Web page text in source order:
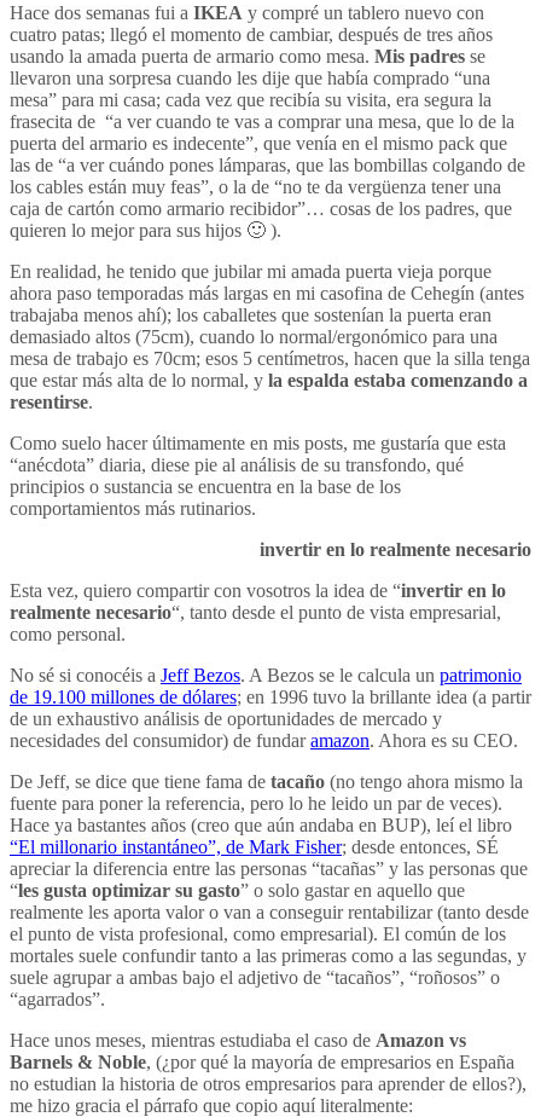
Hace dos semanas fui a IKEA y compré un tablero nuevo con
cuatro patas; llegó el momento de cambiar, después de tres años
usando la amada puerta de armario como mesa. Mis padres se
llevaron una sorpresa cuando les dije que había comprado “una
mesa” para mi casa; cada vez que recibía su visita, era segura la
frasecita de “a ver cuando te vas a comprar una mesa, que lo de la
puerta del armario es indecente”, que venía en el mismo pack que
las de “a ver cuándo pones lámparas, que las bombillas colgando de
los cables están muy feas”, o la de “no te da vergüenza tener una
caja de cartón como armario recibidor”… cosas de los padres, que
quieren lo mejor para sus hijos 🙂 ).
En realidad, he tenido que jubilar mi amada puerta vieja porque
ahora paso temporadas más largas en mi casofina de Cehegín (antes
trabajaba menos ahí); los caballetes que sostenían la puerta eran
demasiado altos (75cm), cuando lo normal/ergonómico para una
mesa de trabajo es 70cm; esos 5 centímetros, hacen que la silla tenga
que estar más alta de lo normal, y la espalda estaba comenzando a
resentirse.
Como suelo hacer últimamente en mis posts, me gustaría que esta
“anécdota” diaria, diese pie al análisis de su transfondo, qué
principios o sustancia se encuentra en la base de los
comportamientos más rutinarios.
invertir en lo realmente necesario
Esta vez, quiero compartir con vosotros la idea de “invertir en lo
realmente necesario“, tanto desde el punto de vista empresarial,
como personal.
No sé si conocéis a Jeff Bezos. A Bezos se le calcula un patrimonio
de 19.100 millones de dólares; en 1996 tuvo la brillante idea (a partir
de un exhaustivo análisis de oportunidades de mercado y
necesidades del consumidor) de fundaramazon. Ahora es su CEO.
De Jeff, se dice que tiene fama de tacaño (no tengo ahora mismo la
fuente para poner la referencia, pero lo he leido un par de veces).
Hace ya bastantes años (creo que aún andaba en BUP), leí el libro
“El millonario instantáneo”, de Mark Fisher; desde entonces, SÉ
apreciar la diferencia entre las personas “tacañas” y las personas que
“les gusta optimizar su gasto” o solo gastar en aquello que
realmente les aporta valor o van a conseguir rentabilizar (tanto desde
el punto de vista profesional, como empresarial). El común de los
mortales suele confundir tanto a las primeras como a las segundas, y
suele agrupar a ambas bajo el adjetivo de “tacaños”, “roñosos” o
“agarrados”.
Hace unos meses, mientras estudiaba el caso de Amazon vs
Barnels & Noble, (¿por qué la mayoría de empresarios en España
no estudian la historia de otros empresarios para aprender de ellos?),
me hizo gracia el párrafo que copio aquí literalmente: